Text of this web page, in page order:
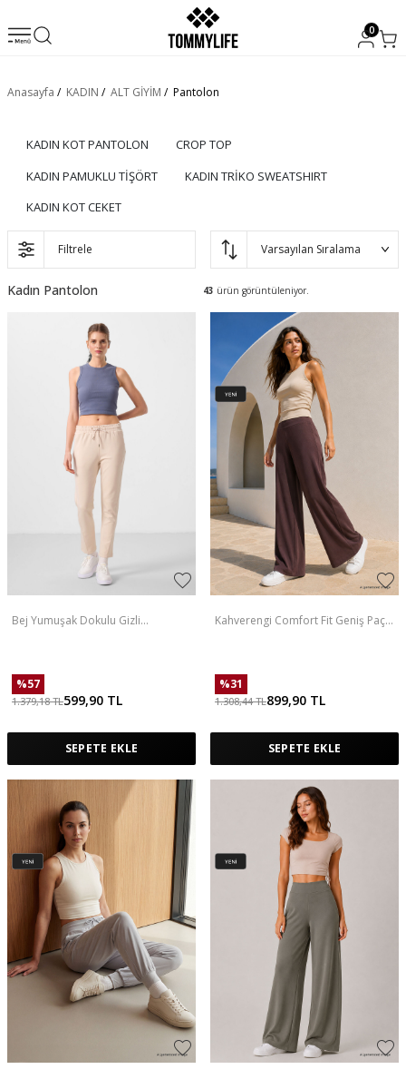
0
Anasayfa / KADIN / ALT GİYİM / Pantolon
KADIN KOT PANTOLON
CROP TOP
KADIN PAMUKLU TİŞÖRT
KADIN TRİKO SWEATSHIRT
KADIN KOT CEKET
Filtrele
Kadın Pantolon 43 ürün görüntüleniyor.
Bej Yumuşak Dokulu Gizli
%57
1.379,18TL599,90 TL
SEPETE EKLE
Kahverengi Comfort Fit Geniş Paça
%31
1.308,44TL899,90 TL
SEPETE EKLE